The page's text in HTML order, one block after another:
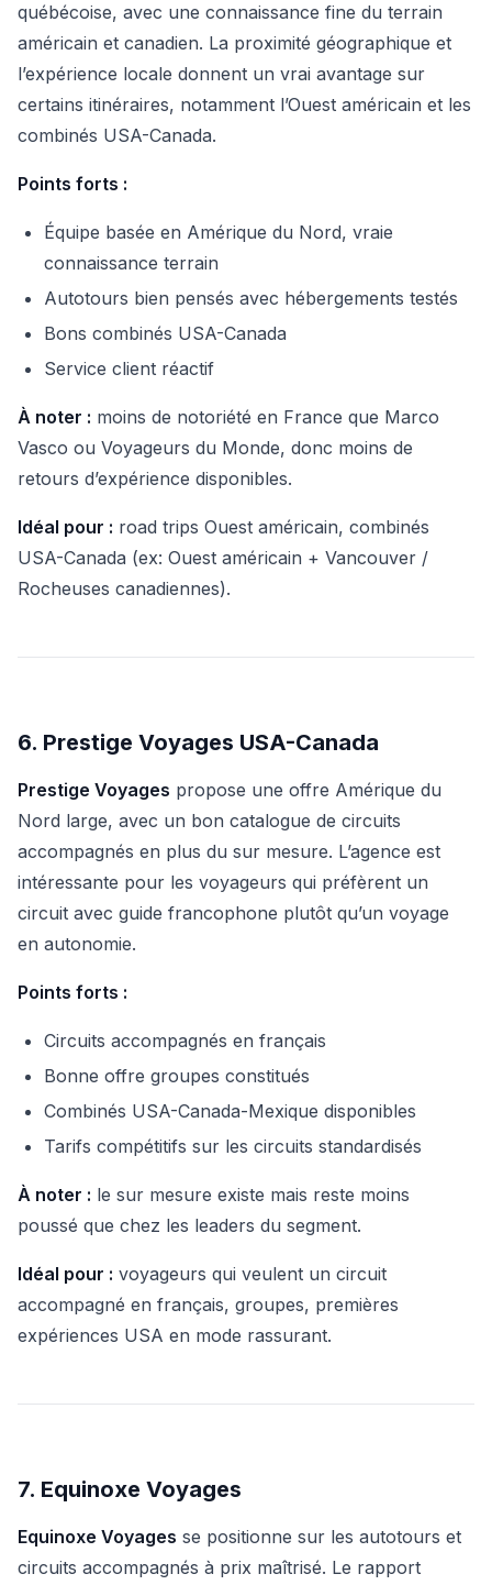
québécoise, avec une connaissance fine du terrain
américain et canadien. La proximité géographique et
l’expérience locale donnent un vrai avantage sur
certains itinéraires, notamment l’Ouest américain et les
combinés USA-Canada.
Points forts :
Équipe basée en Amérique du Nord, vraie
connaissance terrain
Autotours bien pensés avec hébergements testés
Bons combinés USA-Canada
Service client réactif
À noter : moins de notoriété en France que Marco
Vasco ou Voyageurs du Monde, donc moins de
retours d’expérience disponibles.
Idéal pour : road trips Ouest américain, combinés
USA-Canada (ex: Ouest américain + Vancouver /
Rocheuses canadiennes).
6. Prestige Voyages USA-Canada
Prestige Voyages propose une offre Amérique du
Nord large, avec un bon catalogue de circuits
accompagnés en plus du sur mesure. L’agence est
intéressante pour les voyageurs qui préfèrent un
circuit avec guide francophone plutôt qu’un voyage
en autonomie.
Points forts :
Circuits accompagnés en français
Bonne offre groupes constitués
Combinés USA-Canada-Mexique disponibles
Tarifs compétitifs sur les circuits standardisés
À noter : le sur mesure existe mais reste moins
poussé que chez les leaders du segment.
Idéal pour : voyageurs qui veulent un circuit
accompagné en français, groupes, premières
expériences USA en mode rassurant.
7. Equinoxe Voyages
Equinoxe Voyages se positionne sur les autotours et
circuits accompagnés à prix maîtrisé. Le rapport